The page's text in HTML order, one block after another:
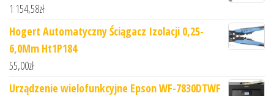
1 154,58zł
Hogert Automatyczny Ściągacz Izolacji 0,25-
6,0Mm Ht1P184
55,00zł
Urządzenie wielofunkcyjne Epson WF-7830DTWF